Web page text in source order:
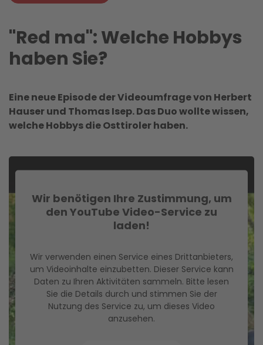
"Red ma": Welche Hobbys
haben Sie?
Eine neue Episode der Videoumfrage von Herbert
Hauser und Thomas Isep. Das Duo wollte wissen,
welche Hobbys die Osttiroler haben.
Wir benötigen Ihre Zustimmung, um
den YouTube Video-Service zu
laden!
Wir verwenden einen Service eines Drittanbieters,
um Videoinhalte einzubetten. Dieser Service kann
Daten zu Ihren Aktivitäten sammeln. Bitte lesen
Sie die Details durch und stimmen Sie der
Nutzung des Service zu, um dieses Video
anzusehen.